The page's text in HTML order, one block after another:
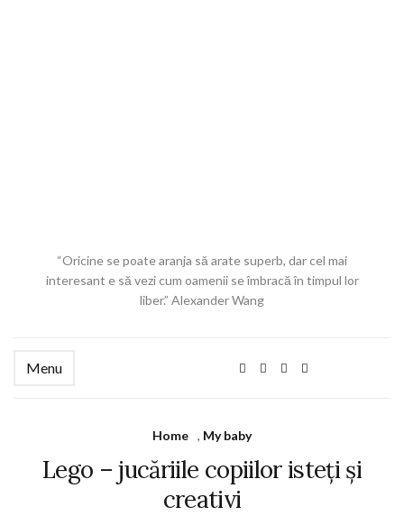
“Oricine se poate aranja să arate superb, dar cel mai
interesant e să vezi cum oamenii se îmbracă în timpul lor
liber.” Alexander Wang
Menu
Home , My baby
Lego – jucăriile copiilor isteți și
creativi